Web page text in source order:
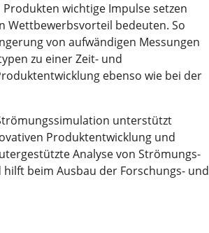
wichtige Impulse setzen
Wettbewerbsvorteil bedeuten. So
von aufwändigen Messungen
zu einer Zeit- und
ebenso wie bei der
unterstützt
Produktentwicklung und
Analyse von Strömungs-
beim Ausbau der Forschungs- und